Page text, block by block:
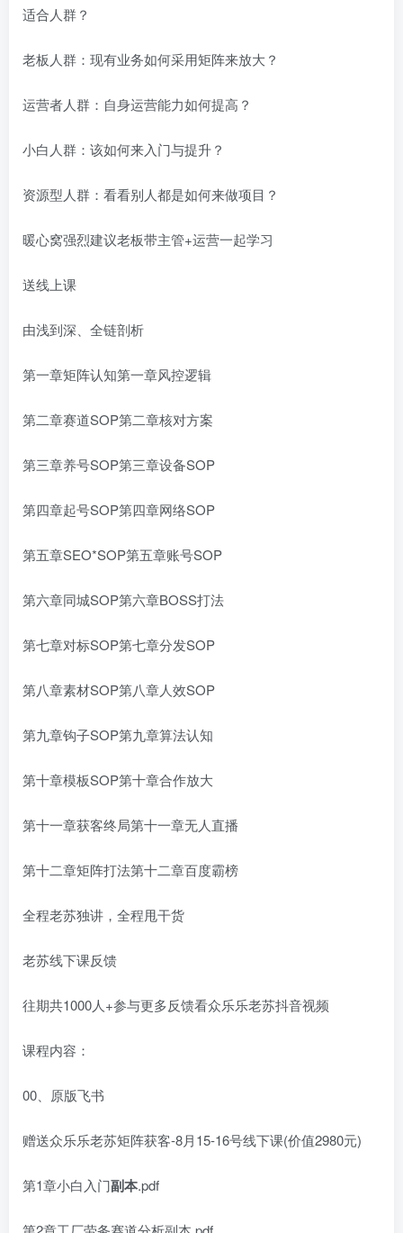
适合人群？
老板人群：现有业务如何采用矩阵来放大？
运营者人群：自身运营能力如何提高？
小白人群：该如何来入门与提升？
资源型人群：看看别人都是如何来做项目？
暖心窝强烈建议老板带主管+运营一起学习
送线上课
由浅到深、全链剖析
第一章矩阵认知第一章风控逻辑
第二章赛道SOP第二章核对方案
第三章养号SOP第三章设备SOP
第四章起号SOP第四章网络SOP
第五章SEO*SOP第五章账号SOP
第六章同城SOP第六章BOSS打法
第七章对标SOP第七章分发SOP
第八章素材SOP第八章人效SOP
第九章钩子SOP第九章算法认知
第十章模板SOP第十章合作放大
第十一章获客终局第十一章无人直播
第十二章矩阵打法第十二章百度霸榜
全程老苏独讲，全程甩干货
老苏线下课反馈
往期共1000人+参与更多反馈看众乐乐老苏抖音视频
课程内容：
00、原版飞书
赠送众乐乐老苏矩阵获客-8月15-16号线下课(价值2980元)
第1章小白入门副本.pdf